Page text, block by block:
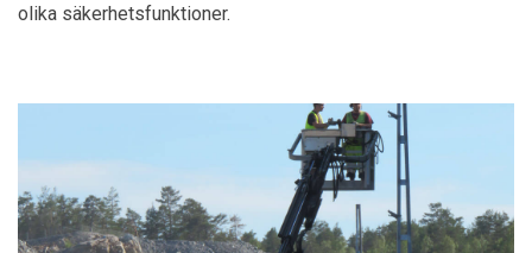
olika säkerhetsfunktioner.